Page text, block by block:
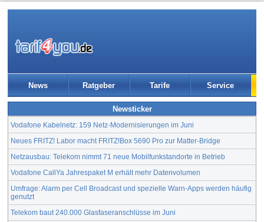
News Ratgeber Tarife Service
Newsticker
Vodafone Kabelnetz: 159 Netz-Modernisierungen im Juni
Neues FRITZ! Labor macht FRITZ!Box 5690 Pro zur Matter-Bridge
Netzausbau: Telekom nimmt 71 neue Mobilfunkstandorte in Betrieb
Vodafone CallYa Jahrespaket M erhält mehr Datenvolumen
Umfrage: Alarm per Cell Broadcast und spezielle Warn-Apps werden häufig
genutzt
Telekom baut 240.000 Glasfaseranschlüsse im Juni